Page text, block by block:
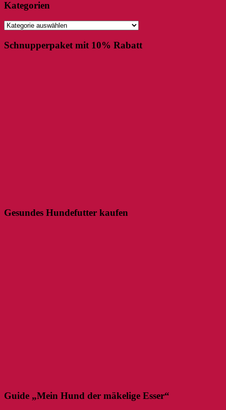
Kategorien
Kategorien
Schnupperpaket mit 10% Rabatt
Gesundes Hundefutter kaufen
Guide „Mein Hund der mäkelige Esser“